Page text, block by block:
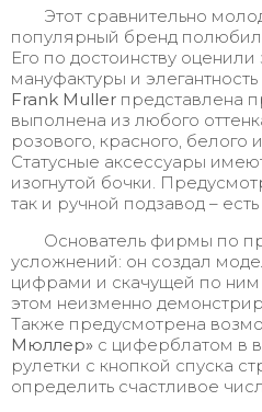
Этот сравнительно
популярный бренд
Его по достоинству
мануфактуры и
Frank Muller представлена
выполнена из любого
розового, красного, белого
Статусные аксессуары
изогнутой бочки.
так и ручной подзавод –
Основатель фирмы по
усложнений: он создал
цифрами и скачущей по ним
этом неизменно
Также предусмотрена
Мюллер» с циферблатом в
рулетки с кнопкой спуска
определить счастливое